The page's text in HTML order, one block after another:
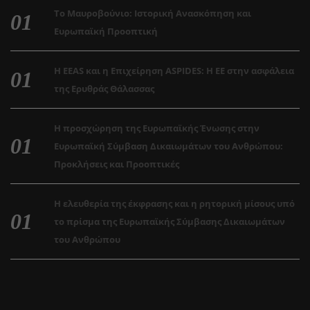
Το Μαυροβούνιο: Ιστορική Ανασκόπηση και
Ευρωπαϊκή Προοπτική
Η EEAS και η Επιχείρηση ASPIDES: Η ΕΕ στην ασφάλεια
της Ερυθράς Θάλασσας
Η προσχώρηση της Ευρωπαϊκής Ένωσης στην
Ευρωπαϊκή Σύμβαση Δικαιωμάτων του Ανθρώπου:
Προκλήσεις και Προοπτικές
Η ελευθερία της έκφρασης και η ρητορική μίσους υπό
το πρίσμα της Ευρωπαϊκής Σύμβασης Δικαιωμάτων
του Ανθρώπου